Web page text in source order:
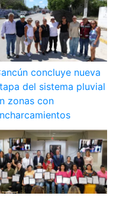
concluye nueva
del sistema pluvial
zonas con